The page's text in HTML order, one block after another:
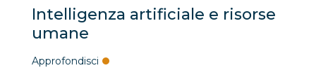
Intelligenza artificiale e risorse
umane
Approfondisci